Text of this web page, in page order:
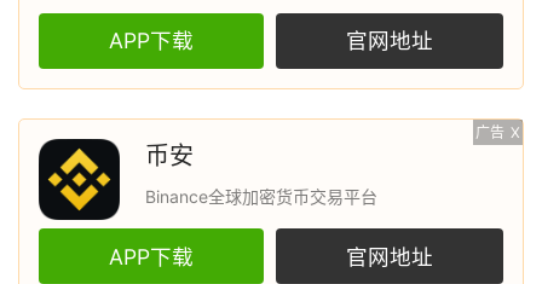
APP下载 官网地址
广告 X
币安
Binance全球加密货币交易平台
APP下载 官网地址